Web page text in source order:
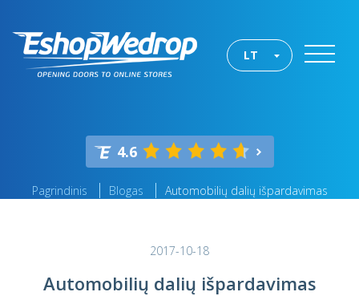
LT
4.6
Pagrindinis Blogas Automobilių dalių išpardavimas
2017-10-18
Automobilių dalių išpardavimas